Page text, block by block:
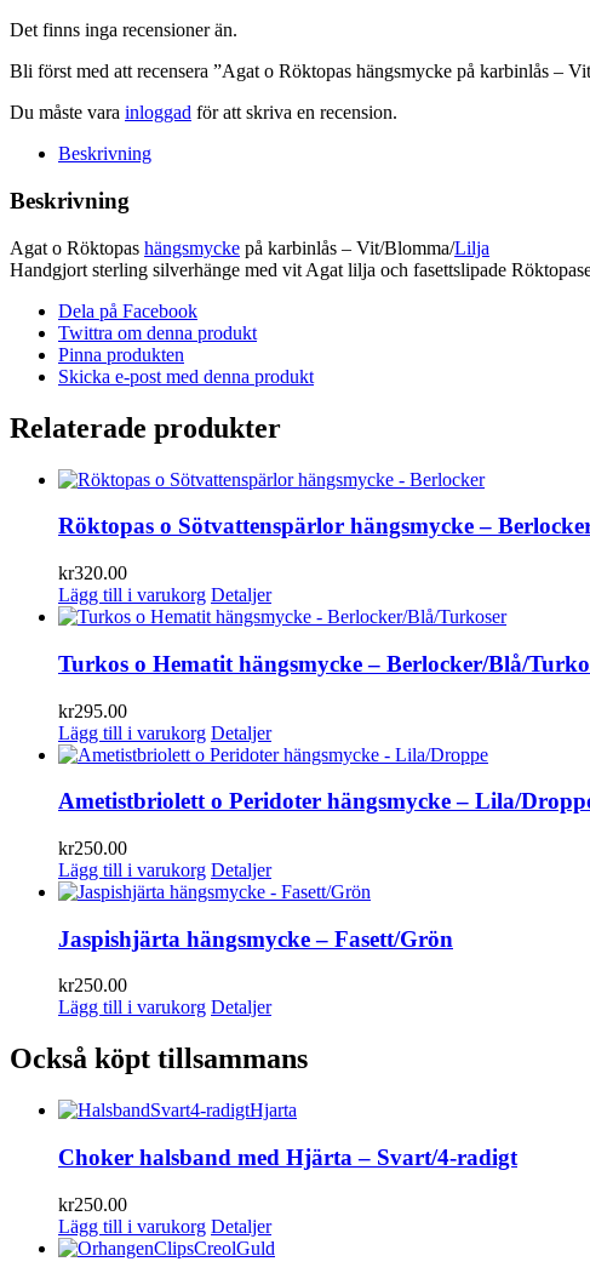
-
mängd
Det finns inga recensioner än.
Bli först med att recensera ”Agat o Röktopas hängsmycke på karbinlås –
Du måste vara inloggad för att skriva en recension.
Beskrivning
Beskrivning
Agat o Röktopas hängsmycke på karbinlås – Vit/Blomma/Lilja
Handgjort sterling silverhänge med vit Agat lilja och fasettslipade
Dela på Facebook
Twittra om denna produkt
Pinna produkten
Skicka e-post med denna produkt
Relaterade produkter
Röktopas o Sötvattenspärlor hängsmycke –
kr320.00
Lägg till i varukorg Detaljer
Turkos o Hematit hängsmycke – Berlocker/Blå/
kr295.00
Lägg till i varukorg Detaljer
Ametistbriolett o Peridoter hängsmycke – Lila/
kr250.00
Lägg till i varukorg Detaljer
Jaspishjärta hängsmycke – Fasett/Grön
kr250.00
Lägg till i varukorg Detaljer
Också köpt tillsammans
Choker halsband med Hjärta – Svart/4-radigt
kr250.00
Lägg till i varukorg Detaljer